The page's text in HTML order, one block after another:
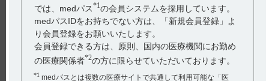
戻る
では、medパス*1の会員システムを採用しています。
medパスIDをお持ちでない方は、「新規会員登録」よ
り会員登録をお願いいたします。
会員登録できる方は、原則、国内の医療機関にお勤め
の医療関係者*2の方に限らせていただいております。
*1 medパスとは複数の医療サイトで共通して利用可能な「医